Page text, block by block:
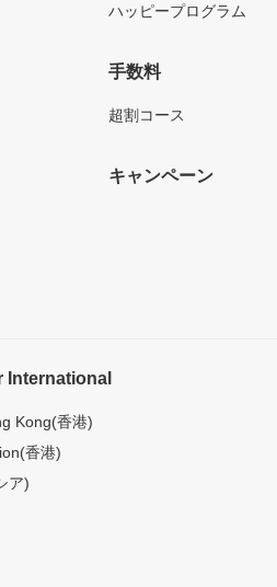
ハッピープログラム
手数料
超割コース
キャンペーン
International
Kong(香港)
香港)
ア)